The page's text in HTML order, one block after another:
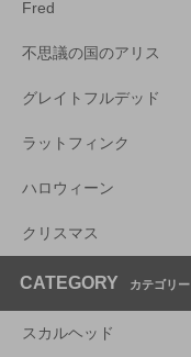
Fred
不思議の国のアリス
グレイトフルデッド
ラットフィンク
ハロウィーン
クリスマス
CATEGORY カテゴリー
スカルヘッド